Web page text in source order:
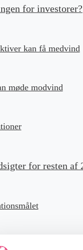
for investorer?
kan få medvind
møde modvind
for resten af
rentenedsættelser